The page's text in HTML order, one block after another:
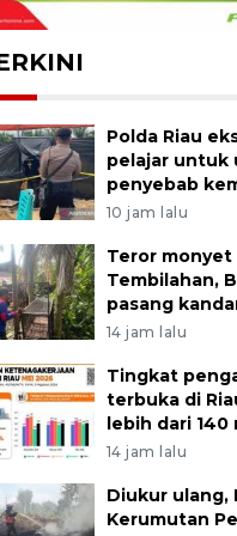
Polda Riau
pelajar untuk
penyebab
10 jam lalu
Teror
Tembilahan,
pasang
14 jam lalu
Tingkat
terbuka di
lebih dari
14 jam lalu
Diukur ulang,
Kerumutan